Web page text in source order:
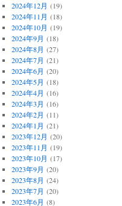
2024年12月 (19)
2024年11月 (18)
2024年10月 (19)
2024年9月 (18)
2024年8月 (27)
2024年7月 (21)
2024年6月 (20)
2024年5月 (18)
2024年4月 (16)
2024年3月 (16)
2024年2月 (11)
2024年1月 (21)
2023年12月 (20)
2023年11月 (19)
2023年10月 (17)
2023年9月 (20)
2023年8月 (24)
2023年7月 (20)
2023年6月 (8)